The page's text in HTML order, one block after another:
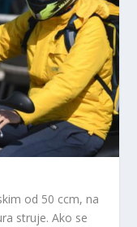
od 50 ccm, na
struje. Ako se